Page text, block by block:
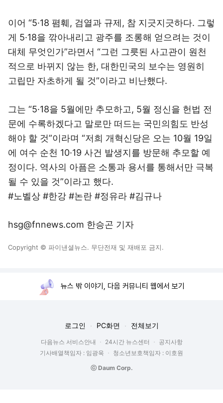
이어 “5·18 폄훼, 검열과 규제, 참 지긋지긋하다. 그렇
게 5·18을 깎아내리고 광주를 조롱해 얻으려는 것이
대체 무엇인가”라면서 “그런 그릇된 사고관이 원천
적으로 바뀌지 않는 한, 대한민국의 보수는 영원히
고립만 자초하게 될 것”이라고 비난했다.
그는 “5·18을 5월에만 추모하고, 5월 정신을 헌법 전
문에 수록하겠다고 말로만 떠드는 국민의힘도 반성
해야 할 것”이라며 “저희 개혁신당은 오는 10월 19일
에 여수 순천 10·19 사건 발생지를 방문해 추모할 예
정이다. 역사의 아픔은 소통과 용서를 통해서만 극복
될 수 있을 것”이라고 했다.
#노벨상 #한강 #논란 #정유라 #김규나
hsg@fnnews.com 한승곤 기자
Copyright © 파이낸셜뉴스. 무단전재 및 재배포 금지.
뉴스 밖 이야기, 다음 커뮤니티 웹에서 보기
로그인 PC화면 전체보기
다음뉴스 서비스안내 24시간 뉴스센터
공지사항
기사배열책임자 : 임광욱
청소년보호책임자 : 이호원
ⓒ Daum Corp.